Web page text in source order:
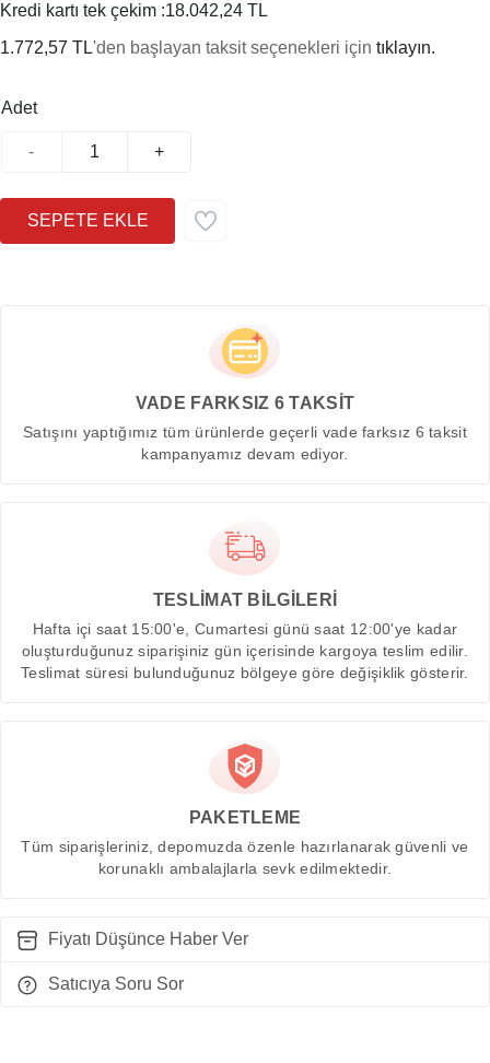
Kredi kartı tek çekim :18.042,24 TL
1.772,57 TL'den başlayan taksit seçenekleri için tıklayın.
Adet
- +
VADE FARKSIZ 6 TAKSİT
Satışını yaptığımız tüm ürünlerde geçerli vade farksız 6 taksit
kampanyamız devam ediyor.
TESLİMAT BİLGİLERİ
Hafta içi saat 15:00'e, Cumartesi günü saat 12:00'ye kadar
oluşturduğunuz siparişiniz gün içerisinde kargoya teslim edilir.
Teslimat süresi bulunduğunuz bölgeye göre değişiklik gösterir.
PAKETLEME
Tüm siparişleriniz, depomuzda özenle hazırlanarak güvenli ve
korunaklı ambalajlarla sevk edilmektedir.
Fiyatı Düşünce Haber Ver
Satıcıya Soru Sor